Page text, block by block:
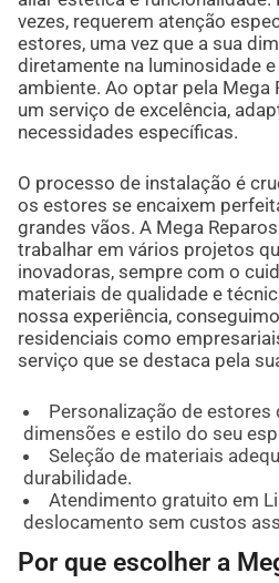
vezes, requerem atenção
estores, uma vez que a sua
diretamente na luminosidade
ambiente. Ao optar pela Mega
um serviço de excelência,
necessidades específicas.
O processo de instalação é
os estores se encaixem
grandes vãos. A Mega
trabalhar em vários projetos
inovadoras, sempre com o
materiais de qualidade e
nossa experiência,
residenciais como
serviço que se destaca pela
Personalização de estores
dimensões e estilo do seu
Seleção de materiais
durabilidade.
Atendimento gratuito em
deslocamento sem custos
Por que escolher a